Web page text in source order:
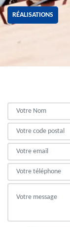
RÉALISATIONS